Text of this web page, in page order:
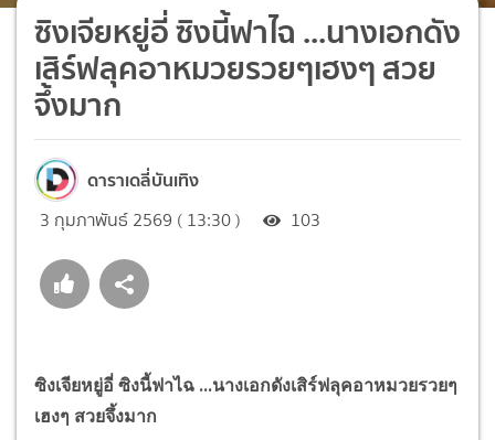
ซิงเจียหยู่อี่ ซิงนี้ฟาไฉ ...นางเอกดัง
เสิร์ฟลุคอาหมวยรวยๆเฮงๆ สวย
จึ้งมาก
ดาราเดลี่บันเทิง
3 กุมภาพันธ์ 2569 ( 13:30 ) 103
ซิงเจียหยู่อี่ ซิงนี้ฟาไฉ ...นางเอกดังเสิร์ฟลุคอาหมวยรวยๆ
เฮงๆ สวยจึ้งมาก